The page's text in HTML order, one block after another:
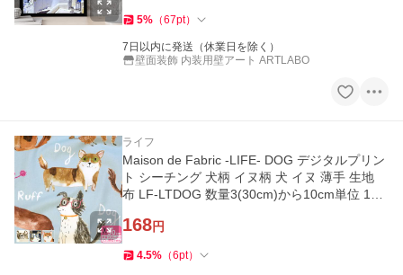
5% （67pt）
7日以内に発送（休業日を除く）
壁面装飾 内装用壁アート ARTLABO
ライフ
Maison de Fabric -LIFE- DOG デジタルプリン
ト シーチング 犬柄 イヌ柄 犬 イヌ 薄手 生地
布 LF-LTDOG 数量3(30cm)から10cm単位 142
168円
4.5% （6pt）